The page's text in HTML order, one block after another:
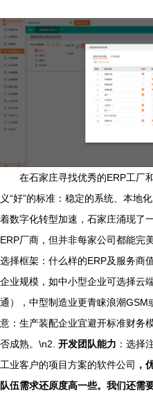
在石家庄寻找优秀的ERP工厂
义“好”的标准：稳定的系统、本地
着数字化转型加速，石家庄涌现了
ERP厂商，但并非每家公司都能完
选择框架：什么样的ERP及服务商
企业规模，如中小型企业可选择云
通），中型制造业更青睐浪潮GSM
意：生产装配企业宜避开标准财务
否成熟。\n2. 开发团队能力 ：选择
工业客户的项目方案的软件公司 ，
队伍需求还原度高一些。我们还需